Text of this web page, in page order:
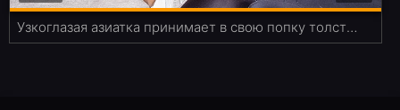
Узкоглазая азиатка принимает в свою попку толстенный хуй